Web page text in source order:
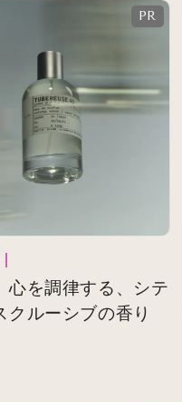
を調律する、シテ
ルーシブの香り